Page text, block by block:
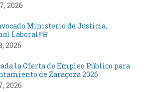
2026
Ministerio de Justicia,
Laboral‼️🚨
2026
la Oferta de Empleo Público para
de Zaragoza 2026
2026